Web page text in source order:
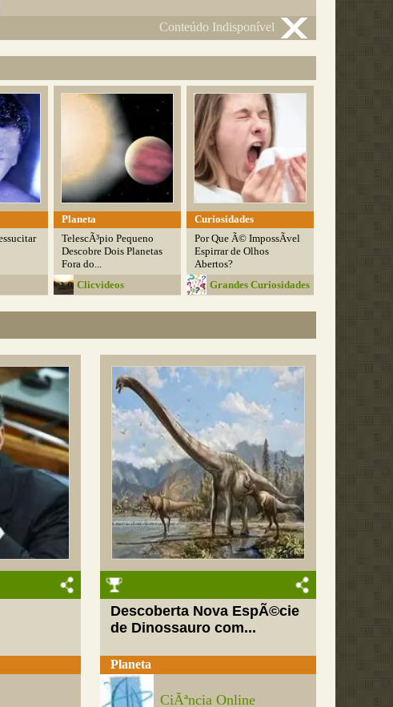
Conteúdo Indisponível
Planeta
TelescÃ³pio Pequeno
Descobre Dois Planetas
Fora do...
Clicvideos
Curiosidades
Por Que Ã© ImpossÃ­vel
Espirrar de Olhos
Abertos?
Grandes Curiosidades
Descoberta Nova EspÃ©cie
de Dinossauro com...
Planeta
CiÃªncia Online